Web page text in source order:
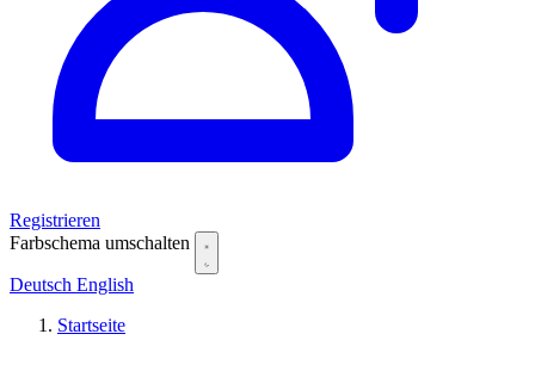
Registrieren
Farbschema umschalten
Deutsch English
Startseite